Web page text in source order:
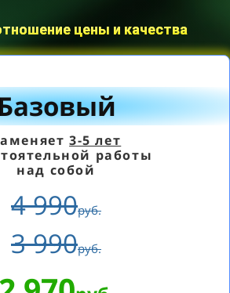
цены и качества
3-5 лет
работы
над собой
4 990руб.
3 990руб.